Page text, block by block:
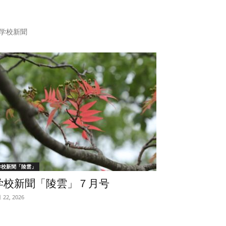
校新聞
新聞「陵雲」
校新聞「陵雲」７月号
22, 2026